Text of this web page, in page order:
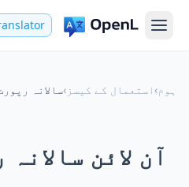
ہوم›استعمال کے کیسز ›سالانہ
آن لائن